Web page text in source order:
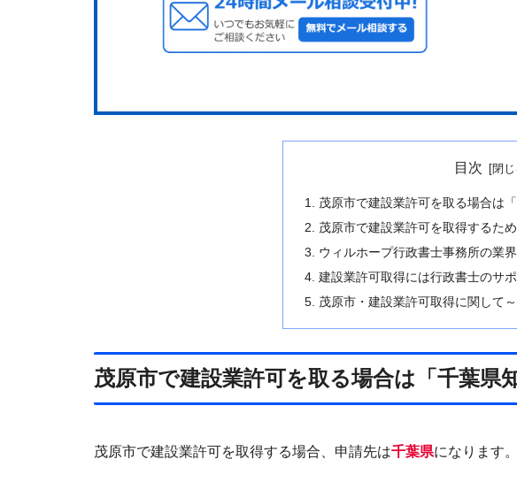
目次
茂原市で建設業許可を取る場合は
茂原市で建設業許可を取得するた
ウィルホープ行政書士事務所の業
建設業許可取得には行政書士のサ
茂原市・建設業許可取得に関して
茂原市で建設業許可を取る場合は「千葉県
茂原市で建設業許可を取得する場合、申請先は千葉県になります。